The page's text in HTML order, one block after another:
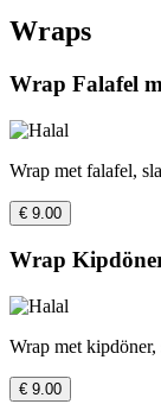
Wraps
Wrap Falafel
Wrap met falafel,
€ 9.00
Wrap
Wrap met
€ 9.00